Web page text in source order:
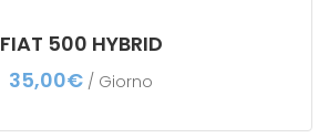
FIAT 500 HYBRID
35,00€ / Giorno